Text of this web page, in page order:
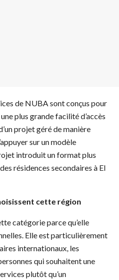
de NUBA sont conçus pour
plus grande facilité d’accès
projet géré de manière
sur un modèle
introduit un format plus
résidences secondaires à El
cette région
catégorie parce qu’elle
Elle est particulièrement
internationaux, les
qui souhaitent une
plutôt qu’un